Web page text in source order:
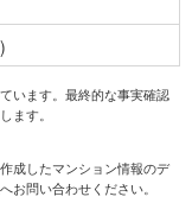
います。最終的な事実確認
ます。
成したマンション情報のデ
お問い合わせください。